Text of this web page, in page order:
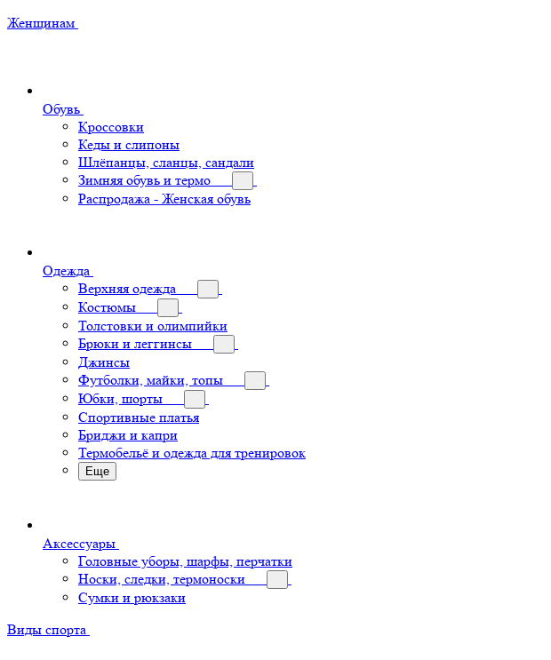
Женщинам
Обувь
Кроссовки
Кеды и слипоны
Шлёпанцы, сланцы, сандали
Зимняя обувь и термо
Распродажа - Женская обувь
Одежда
Верхняя одежда
Костюмы
Толстовки и олимпийки
Брюки и леггинсы
Джинсы
Футболки, майки, топы
Юбки, шорты
Спортивные платья
Бриджи и капри
Термобельё и одежда для тренировок
Еще
Аксессуары
Головные уборы, шарфы, перчатки
Носки, следки, термоноски
Сумки и рюкзаки
Виды спорта